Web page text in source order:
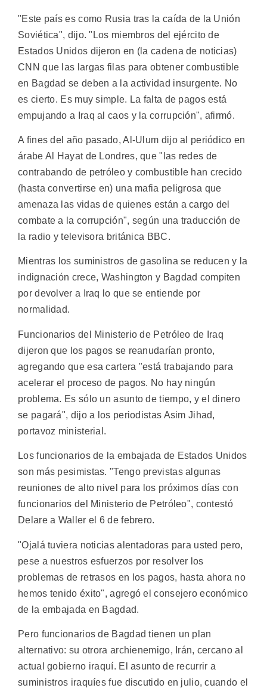
"Este país es como Rusia tras la caída de la Unión
Soviética", dijo. "Los miembros del ejército de
Estados Unidos dijeron en (la cadena de noticias)
CNN que las largas filas para obtener combustible
en Bagdad se deben a la actividad insurgente. No
es cierto. Es muy simple. La falta de pagos está
empujando a Iraq al caos y la corrupción", afirmó.
A fines del año pasado, Al-Ulum dijo al periódico en
árabe Al Hayat de Londres, que "las redes de
contrabando de petróleo y combustible han crecido
(hasta convertirse en) una mafia peligrosa que
amenaza las vidas de quienes están a cargo del
combate a la corrupción", según una traducción de
la radio y televisora británica BBC.
Mientras los suministros de gasolina se reducen y la
indignación crece, Washington y Bagdad compiten
por devolver a Iraq lo que se entiende por
normalidad.
Funcionarios del Ministerio de Petróleo de Iraq
dijeron que los pagos se reanudarían pronto,
agregando que esa cartera "está trabajando para
acelerar el proceso de pagos. No hay ningún
problema. Es sólo un asunto de tiempo, y el dinero
se pagará", dijo a los periodistas Asim Jihad,
portavoz ministerial.
Los funcionarios de la embajada de Estados Unidos
son más pesimistas. "Tengo previstas algunas
reuniones de alto nivel para los próximos días con
funcionarios del Ministerio de Petróleo", contestó
Delare a Waller el 6 de febrero.
"Ojalá tuviera noticias alentadoras para usted pero,
pese a nuestros esfuerzos por resolver los
problemas de retrasos en los pagos, hasta ahora no
hemos tenido éxito", agregó el consejero económico
de la embajada en Bagdad.
Pero funcionarios de Bagdad tienen un plan
alternativo: su otrora archienemigo, Irán, cercano al
actual gobierno iraquí. El asunto de recurrir a
suministros iraquíes fue discutido en julio, cuando el